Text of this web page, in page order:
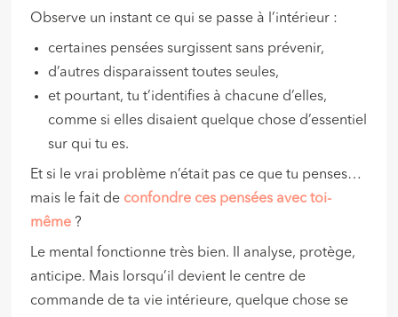
Observe un instant ce qui se passe à l’intérieur :
certaines pensées surgissent sans prévenir,
d’autres disparaissent toutes seules,
et pourtant, tu t’identifies à chacune d’elles,
comme si elles disaient quelque chose d’essentiel
sur qui tu es.
Et si le vrai problème n’était pas ce que tu penses…
mais le fait de confondre ces pensées avec toi-
même ?
Le mental fonctionne très bien. Il analyse, protège,
anticipe. Mais lorsqu’il devient le centre de
commande de ta vie intérieure, quelque chose se